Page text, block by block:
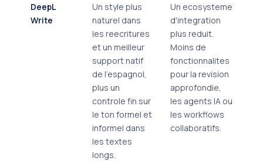
DeepL
Write
Un style plus
naturel dans
les reecritures
et un meilleur
support natif
de l'espagnol,
plus un
controle fin sur
le ton formel et
informel dans
les textes
longs.
Un ecosysteme
d'integration
plus reduit.
Moins de
fonctionnalites
pour la revision
approfondie,
les agents IA ou
les workflows
collaboratifs.